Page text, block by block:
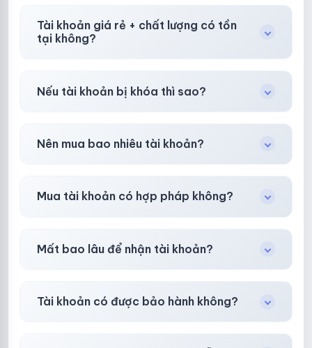
Tài khoản giá rẻ + chất lượng có tồn
tại không?
ưu tiên chất lượng, bảo hành hơn là giá rẻ nhất.
Nếu tài khoản bị khóa thì sao?
trợ đổi mới hoặc hoàn 100%.
Nên mua bao nhiêu tài khoản?
phòng.
Mua tài khoản có hợp pháp không?
ràng trước khi bạn mua.
Mất bao lâu để nhận tài khoản?
toán thành công.
Tài khoản có được bảo hành không?